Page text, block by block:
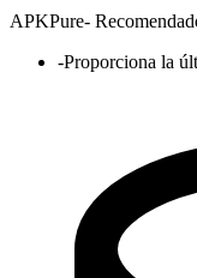
APKPure-
-Proporciona la